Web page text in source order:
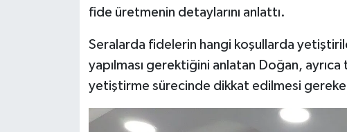
fide üretmenin detaylarını anlattı.
Seralarda fidelerin hangi koşullarda
yapılması gerektiğini anlatan Doğan,
yetiştirme sürecinde dikkat edilmesi gereken